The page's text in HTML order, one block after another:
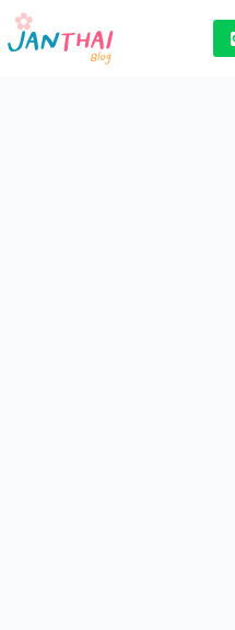
Skip
content